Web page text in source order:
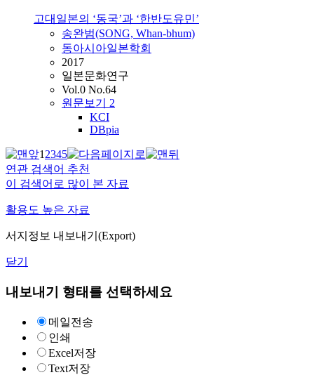
고대일본의 ‘동국’과 ‘한반도유민’
송완범(SONG, Whan-bhum)
동아시아일본학회
2017
일본문화연구
Vol.0 No.64
원문보기 2
KCI
DBpia
12345
연관 검색어 추천
이 검색어로 많이 본 자료
활용도 높은 자료
서지정보 내보내기(Export)
닫기
내보내기 형태를 선택하세요
메일전송
인쇄
Excel저장
Text저장